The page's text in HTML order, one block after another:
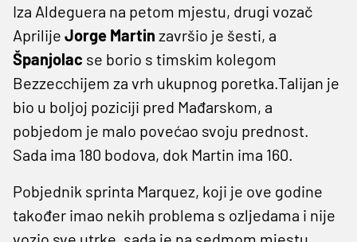
Iza Aldeguera na petom mjestu, drugi vozač
Aprilije Jorge Martin završio je šesti, a
Španjolac se borio s timskim kolegom
Bezzecchijem za vrh ukupnog poretka.Talijan je
bio u boljoj poziciji pred Mađarskom, a
pobjedom je malo povećao svoju prednost.
Sada ima 180 bodova, dok Martin ima 160.
Pobjednik sprinta Marquez, koji je ove godine
također imao nekih problema s ozljedama i nije